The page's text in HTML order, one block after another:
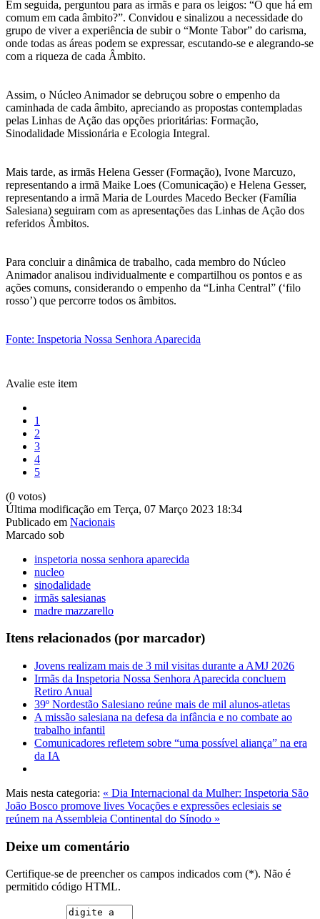
Em seguida, perguntou para as irmãs e para os leigos: “O que há em
comum em cada âmbito?”. Convidou e sinalizou a necessidade do
grupo de viver a experiência de subir o “Monte Tabor” do carisma,
onde todas as áreas podem se expressar, escutando-se e alegrando-se
com a riqueza de cada Âmbito.
Assim, o Núcleo Animador se debruçou sobre o empenho da
caminhada de cada âmbito, apreciando as propostas contempladas
pelas Linhas de Ação das opções prioritárias: Formação,
Sinodalidade Missionária e Ecologia Integral.
Mais tarde, as irmãs Helena Gesser (Formação), Ivone Marcuzo,
representando a irmã Maike Loes (Comunicação) e Helena Gesser,
representando a irmã Maria de Lourdes Macedo Becker (Família
Salesiana) seguiram com as apresentações das Linhas de Ação dos
referidos Âmbitos.
Para concluir a dinâmica de trabalho, cada membro do Núcleo
Animador analisou individualmente e compartilhou os pontos e as
ações comuns, considerando o empenho da “Linha Central” (‘filo
rosso’) que percorre todos os âmbitos.
Fonte: Inspetoria Nossa Senhora Aparecida
Avalie este item
1
2
3
4
5
(0 votos)
Última modificação em Terça, 07 Março 2023 18:34
Publicado em Nacionais
Marcado sob
inspetoria nossa senhora aparecida
nucleo
sinodalidade
irmãs salesianas
madre mazzarello
Itens relacionados (por marcador)
Jovens realizam mais de 3 mil visitas durante a AMJ 2026
Irmãs da Inspetoria Nossa Senhora Aparecida concluem
Retiro Anual
39º Nordestão Salesiano reúne mais de mil alunos-atletas
A missão salesiana na defesa da infância e no combate ao
trabalho infantil
Comunicadores refletem sobre “uma possível aliança” na era
da IA
Mais nesta categoria: « Dia Internacional da Mulher: Inspetoria São
João Bosco promove lives Vocações e expressões eclesiais se
reúnem na Assembleia Continental do Sínodo »
Deixe um comentário
Certifique-se de preencher os campos indicados com (*). Não é
permitido código HTML.